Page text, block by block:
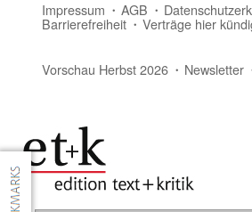
Impressum AGB
Barrierefreiheit Verträge hier
Vorschau Herbst 2026 Newsletter